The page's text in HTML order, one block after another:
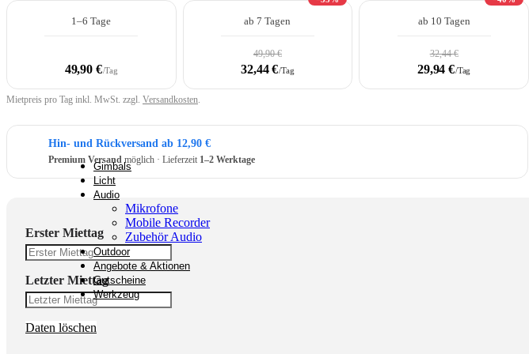
Gimbals
Licht
Audio
Mikrofone
Mobile Recorder
Zubehör Audio
Outdoor
Angebote & Aktionen
Gutscheine
Werkzeug
1–6 Tage
49,90 €/Tag
ab 7 Tagen
49,90 €
32,44 €/Tag
ab 10 Tagen
32,44 €
29,94 €/Tag
Mietpreis pro Tag inkl. MwSt. zzgl. Versandkosten.
Hin- und Rückversand ab 12,90 €
Premium Versandmöglich · Lieferzeit 1–2 Werktage
Erster Miettag
Letzter Miettag
Daten löschen